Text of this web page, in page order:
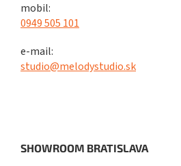
mobil:
0949 505 101
e-mail:
studio@melodystudio.sk
SHOWROOM BRATISLAVA